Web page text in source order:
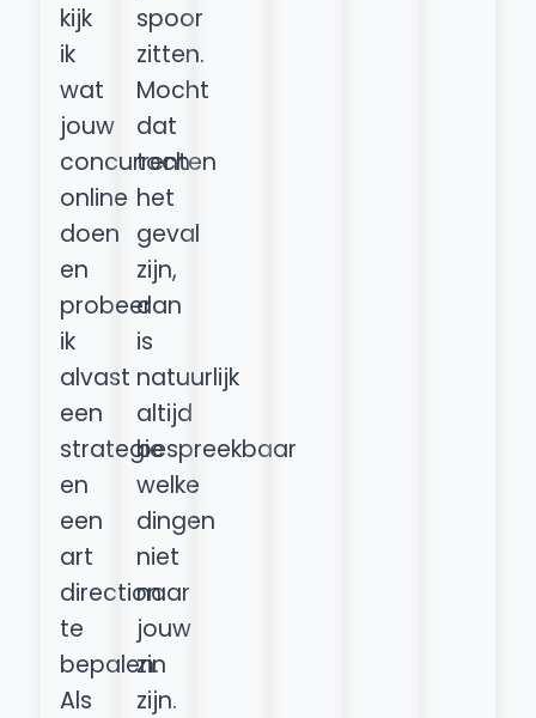
kijk
ik
wat
jouw
concurrenten
online
doen
en
probeer
ik
alvast
een
strategie
en
een
art
direction
te
bepalen.
Als
spoor
zitten.
Mocht
dat
toch
het
geval
zijn,
dan
is
natuurlijk
altijd
bespreekbaar
welke
dingen
niet
naar
jouw
zin
zijn.